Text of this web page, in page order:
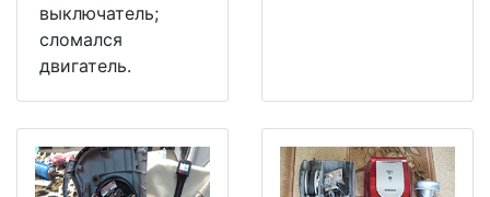
выключатель;
сломался
двигатель.